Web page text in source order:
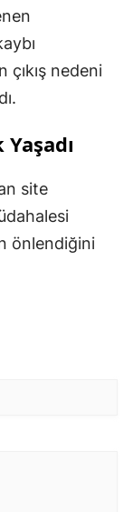
çıkış nedeni
site
önlendiğini